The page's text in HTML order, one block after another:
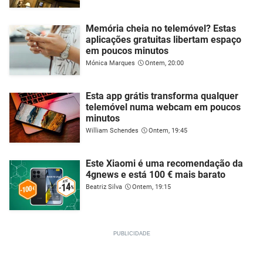
Memória cheia no telemóvel? Estas
aplicações gratuitas libertam espaço
em poucos minutos
Mónica Marques Ontem, 20:00
Esta app grátis transforma qualquer
telemóvel numa webcam em poucos
minutos
William Schendes Ontem, 19:45
Este Xiaomi é uma recomendação da
4gnews e está 100 € mais barato
Beatriz Silva Ontem, 19:15